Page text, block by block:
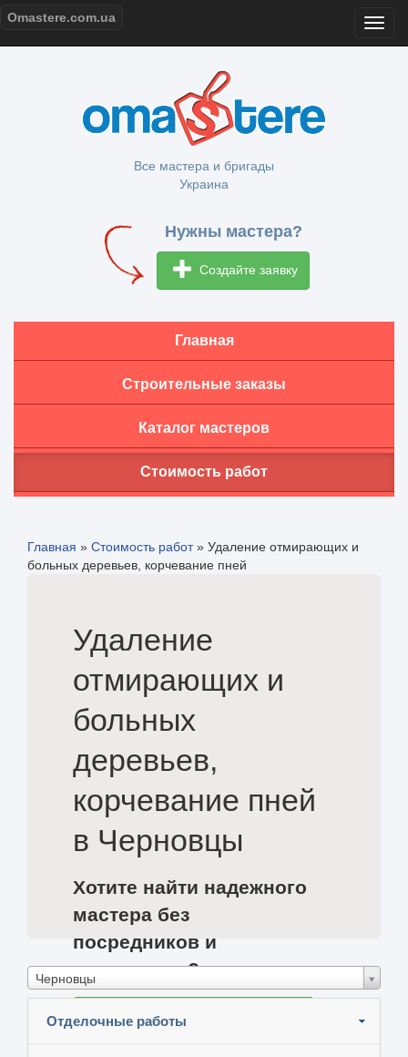
Omastere.com.ua
Все мастера и бригады
Украина
Нужны мастера?
Создайте заявку
Главная
Строительные заказы
Каталог мастеров
Стоимость работ
Главная » Стоимость работ» Удаление отмирающих и
больных деревьев, корчевание пней
Удаление
отмирающих и
больных
деревьев,
корчевание пней
в Черновцы
Хотите найти надежного
мастера без
посредников и
сэкономить?
Черновцы
Отделочные работы